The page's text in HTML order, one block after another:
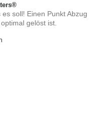
soll! Einen Punkt Abzug
gelöst ist.